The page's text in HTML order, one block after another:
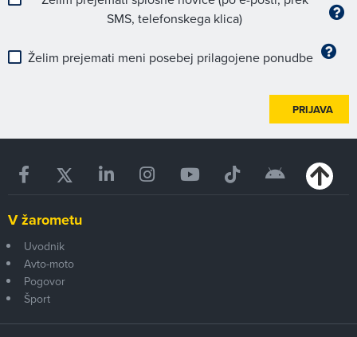
SMS, telefonskega klica)
Želim prejemati meni posebej prilagojene ponudbe
PRIJAVA
V žarometu
Uvodnik
Avto-moto
Pogovor
Šport